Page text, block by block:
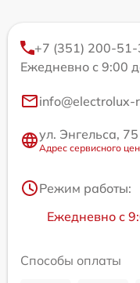
+7 (351) 200-
Ежедневно с 9:00
ул. Энгельса, 75
Адрес сервисного
Режим работы:
Ежедневно с
Способы оплаты